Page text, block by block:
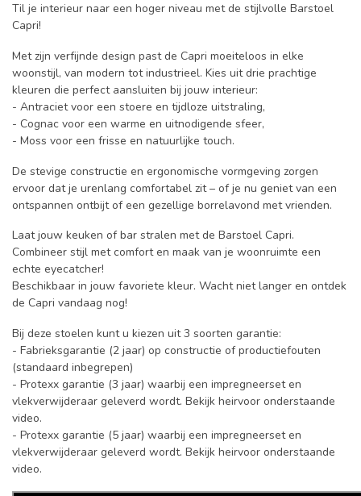
Til je interieur naar een hoger niveau met de stijlvolle Barstoel
Capri!
Met zijn verfijnde design past de Capri moeiteloos in elke
woonstijl, van modern tot industrieel. Kies uit drie prachtige
kleuren die perfect aansluiten bij jouw interieur:
- Antraciet voor een stoere en tijdloze uitstraling,
- Cognac voor een warme en uitnodigende sfeer,
- Moss voor een frisse en natuurlijke touch.
De stevige constructie en ergonomische vormgeving zorgen
ervoor dat je urenlang comfortabel zit – of je nu geniet van een
ontspannen ontbijt of een gezellige borrelavond met vrienden.
Laat jouw keuken of bar stralen met de Barstoel Capri.
Combineer stijl met comfort en maak van je woonruimte een
echte eyecatcher!
Beschikbaar in jouw favoriete kleur. Wacht niet langer en ontdek
de Capri vandaag nog!
Bij deze stoelen kunt u kiezen uit 3 soorten garantie:
- Fabrieksgarantie (2 jaar) op constructie of productiefouten
(standaard inbegrepen)
- Protexx garantie (3 jaar) waarbij een impregneerset en
vlekverwijderaar geleverd wordt. Bekijk heirvoor onderstaande
video.
- Protexx garantie (5 jaar) waarbij een impregneerset en
vlekverwijderaar geleverd wordt. Bekijk heirvoor onderstaande
video.